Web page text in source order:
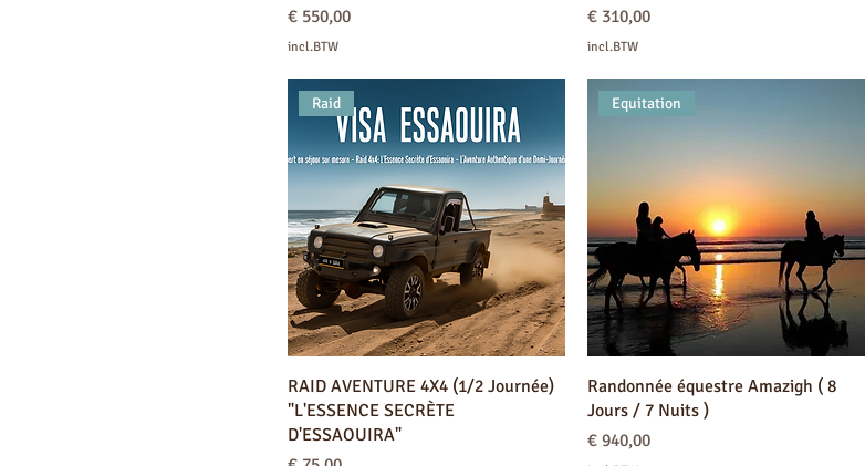
Prijs
€ 550,00
incl.BTW
Prijs
€ 310,00
incl.BTW
Raid
RAID AVENTURE 4X4 (1/2 Journée)
"L'ESSENCE SECRÈTE
D'ESSAOUIRA"
Equitation
Randonnée équestre Amazigh ( 8
Jours / 7 Nuits )
Prijs
€ 940,00